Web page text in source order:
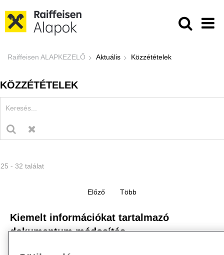
Közzétételek - Raiffeisen
Raiffeisen ALAPKEZELŐ Aktuális Közzétételek
KÖZZÉTÉTELEK
25 - 32 találat
Kiemelt információkat tartalmazó
dokumentum módosítás